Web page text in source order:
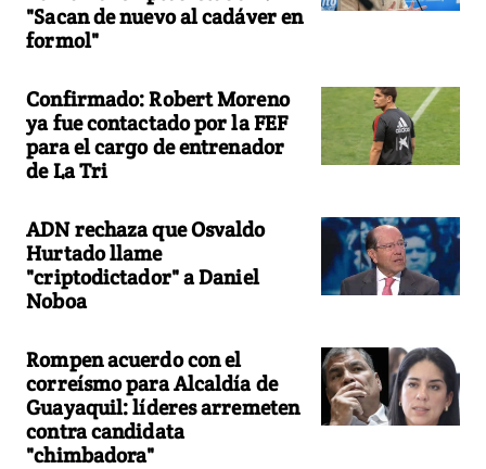
"Sacan de nuevo al cadáver en
formol"
Confirmado: Robert Moreno
ya fue contactado por la FEF
para el cargo de entrenador
de La Tri
ADN rechaza que Osvaldo
Hurtado llame
"criptodictador" a Daniel
Noboa
Rompen acuerdo con el
correísmo para Alcaldía de
Guayaquil: líderes arremeten
contra candidata
"chimbadora"